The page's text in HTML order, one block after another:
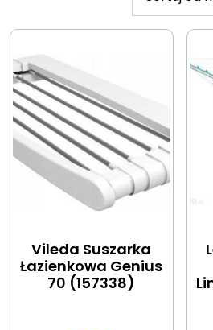
Vileda Suszarka
Łazienkowa Genius
70 (157338)